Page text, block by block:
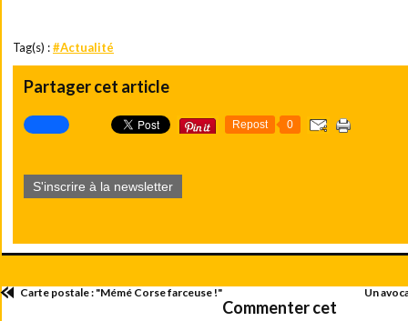
Tag(s) :#Actualité
Partager cet article
Repost 0
S'inscrire à la newsletter
Carte postale : "Mémé Corse farceuse !" Un
Commenter cet